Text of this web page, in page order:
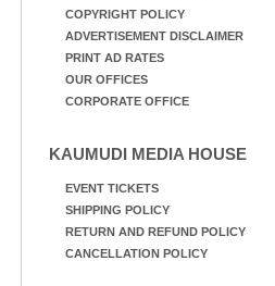
COPYRIGHT POLICY
ADVERTISEMENT DISCLAIMER
PRINT AD RATES
OUR OFFICES
CORPORATE OFFICE
KAUMUDI MEDIA HOUSE
EVENT TICKETS
SHIPPING POLICY
RETURN AND REFUND POLICY
CANCELLATION POLICY